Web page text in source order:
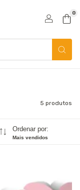
0
5 produtos
Ordenar por:
Mais vendidos